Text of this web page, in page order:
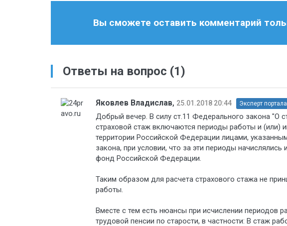
Вы сможете оставить комментарий
Ответы на вопрос (1)
Яковлев Владислав, 25.01.2018 20:44 Эксперт портала
Добрый вечер. В силу ст.11 Федерального закона "О
страховой стаж включаются периоды работы и (или)
территории Российской Федерации лицами,
закона, при условии, что за эти периоды
фонд Российской Федерации.
Таким образом для расчета страхового стажа не
работы.
Вместе с тем есть нюансы при исчислении периодов
трудовой пенсии по старости, в частности: В стаж